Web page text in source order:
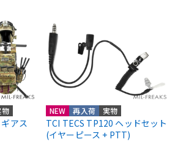
物
アス
NEW 再入荷 実物
TCI TECS TP120 ヘッドセット
(イヤーピース + PTT)